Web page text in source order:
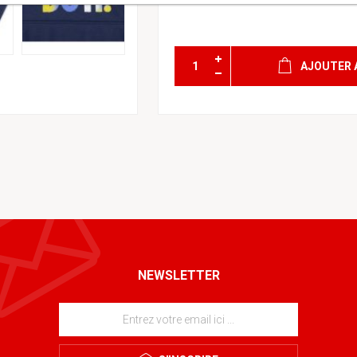
AJOUTER
NEWSLETTER